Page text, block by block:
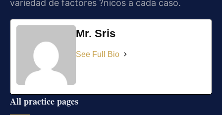
variedad de factores ?nicos a cada caso.
Mr. Sris
See Full Bio
All practice pages